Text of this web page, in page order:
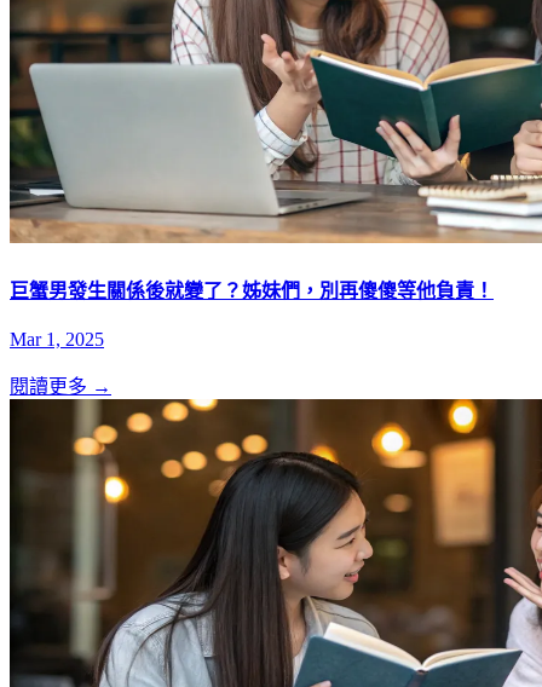
巨蟹男發生關係後就變了？姊妹們，別再傻傻等他負責！
Mar 1, 2025
閱讀更多 →